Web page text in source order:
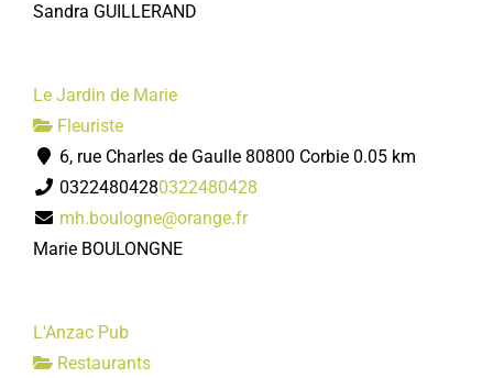
Sandra GUILLERAND
Le Jardin de Marie
Fleuriste
6, rue Charles de Gaulle 80800 Corbie 0.05 km
03224804280322480428
mh.boulogne@orange.fr
Marie BOULONGNE
L'Anzac Pub
Restaurants